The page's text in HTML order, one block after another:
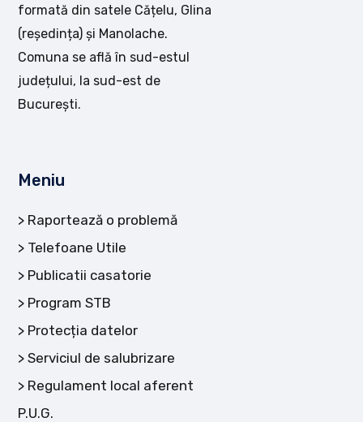
formată din satele Cățelu, Glina
(reședința) și Manolache.
Comuna se află în sud-estul
județului, la sud-est de
București.
Meniu
Raportează o problemă
Telefoane Utile
Publicatii casatorie
Program STB
Protecția datelor
Serviciul de salubrizare
Regulament local aferent
P.U.G.